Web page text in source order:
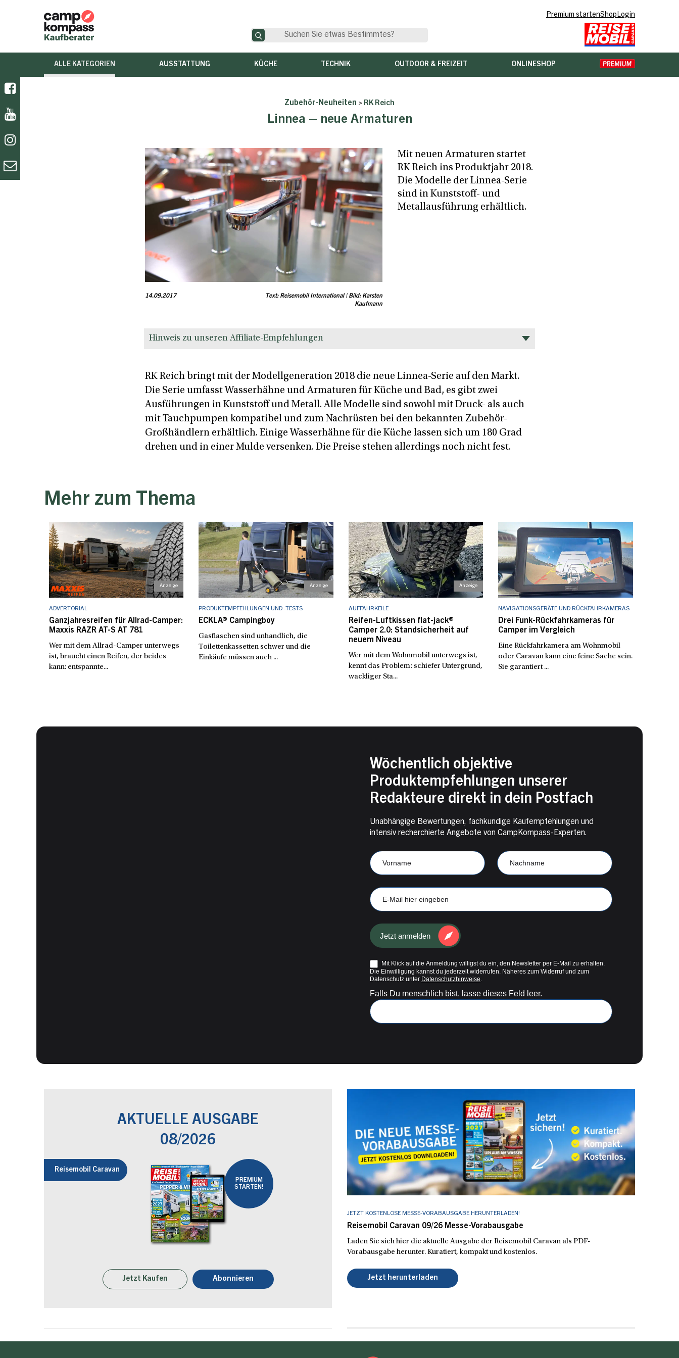
Premium startenShopLogin
ALLE KATEGORIEN AUSSTATTUNG KÜCHE TECHNIK OUTDOOR & FREIZEIT ONLINESHOP
Zubehör-Neuheiten > RK Reich
Linnea – neue Armaturen
14.09.2017
Text: Reisemobil International | Bild: Karsten
Kaufmann
Mit neuen Armaturen startet
RK Reich ins Produktjahr 2018.
Die Modelle der Linnea-Serie
sind in Kunststoff- und
Metallausführung erhältlich.
Hinweis zu unseren Affiliate-Empfehlungen
RK Reich bringt mit der Modellgeneration 2018 die neue Linnea-Serie auf den Markt.
Die Serie umfasst Wasserhähne und Armaturen für Küche und Bad, es gibt zwei
Ausführungen in Kunststoff und Metall. Alle Modelle sind sowohl mit Druck- als auch
mit Tauchpumpen kompatibel und zum Nachrüsten bei den bekannten Zubehör-
Großhändlern erhältlich. Einige Wasserhähne für die Küche lassen sich um 180 Grad
drehen und in einer Mulde versenken. Die Preise stehen allerdings noch nicht fest.
Mehr zum Thema
ADVERTORIAL
Ganzjahresreifen für Allrad-Camper:
Maxxis RAZR AT-S AT 781
Wer mit dem Allrad-Camper unterwegs
ist, braucht einen Reifen, der beides
kann: entspannte...
PRODUKTEMPFEHLUNGEN UND -TESTS
ECKLA® Campingboy
Gasflaschen sind unhandlich, die
Toilettenkassetten schwer und die
Einkäufe müssen auch ...
AUFFAHRKEILE
Reifen-Luftkissen flat-jack®
Camper 2.0: Standsicherheit auf
neuem Niveau
Wer mit dem Wohnmobil unterwegs ist,
kennt das Problem: schiefer Untergrund,
wackliger Sta...
NAVIGATIONSGERÄTE UND RÜCKFAHRKAMERAS
Drei Funk-Rückfahrkameras für
Camper im Vergleich
Eine Rückfahrkamera am Wohnmobil
oder Caravan kann eine feine Sache sein.
Sie garantiert ...
Wöchentlich objektive
Produktempfehlungen unserer
Redakteure direkt in dein Postfach
Unabhängige Bewertungen, fachkundige Kaufempfehlungen und
intensiv recherchierte Angebote von CampKompass-Experten.
Anmeldung
CampKompass
Vorname Nachname
Mail
Jetzt anmelden
Mit Klick auf die Anmeldung willigst du ein, den Newsletter per E-Mail zu erhalten.
Die Einwilligung kannst du jederzeit widerrufen. Näheres zum Widerruf und zum
Datenschutz unter Datenschutzhinweise.
Falls Du menschlich bist, lasse dieses Feld leer.
AKTUELLE AUSGABE
08/2026
Reisemobil Caravan
PREMIUM
STARTEN!
Jetzt Kaufen Abonnieren
JETZT KOSTENLOSE MESSE-VORABAUSGABE HERUNTERLADEN!
Reisemobil Caravan 09/26 Messe-Vorabausgabe
Laden Sie sich hier die aktuelle Ausgabe der Reisemobil Caravan als PDF-
Vorabausgabe herunter. Kuratiert, kompakt und kostenlos.
Jetzt herunterladen